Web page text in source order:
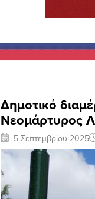
Δημοτικό
Νεομάρτυρος
5 Σεπτεμβρίου 2025